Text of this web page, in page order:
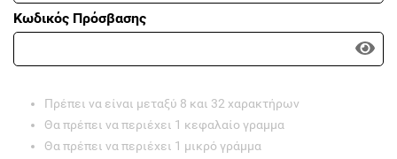
Κωδικός Πρόσβασης
Πρέπει να είναι μεταξύ 8 και 32 χαρακτήρων
Θα πρέπει να περιέχει 1 κεφαλαίο γραμμα
Θα πρέπει να περιέχει 1 μικρό γράμμα